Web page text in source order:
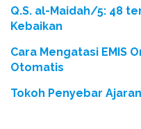
Q.S. al-Maidah/5: 48
Kebaikan
Cara Mengatasi EMIS
Otomatis
Tokoh Penyebar